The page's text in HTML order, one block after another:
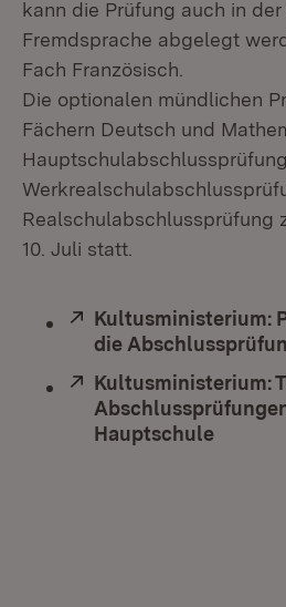
kann die Prüfung auch in
Fremdsprache abgelegt
Fach Französisch.
Die optionalen mündlichen
Fächern Deutsch und
Realschulabschlussprüfung
10. Juli statt.
Extern:
Kultusministerium:
die
Extern:
Kultusministerium:
Hauptschule